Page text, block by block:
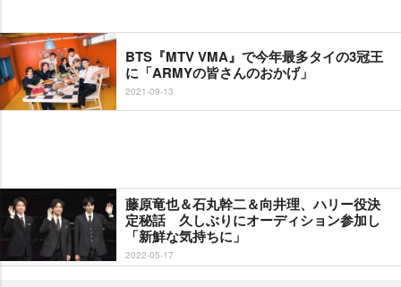
BTS『MTV VMA』で今年最多タイの3冠王
に「ARMYの皆さんのおかげ」
2021-09-13
藤原竜也＆石丸幹二＆向井理、ハリー役決
定秘話 久しぶりにオーディション参加し
「新鮮な気持ちに」
2022-05-17